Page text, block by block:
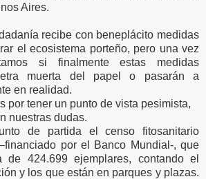
Aires.
recibe con beneplácito medidas
el ecosistema porteño, pero una vez
si finalmente estas medidas
muerta del papel o pasarán a
en realidad.
por tener un punto de vista pesimista,
nuestras dudas.
de partida el censo fitosanitario
por el Banco Mundial-, que
de 424.699 ejemplares, contando el
y los que están en parques y plazas.